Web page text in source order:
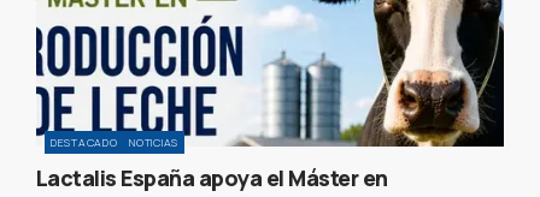
DESTACADO NOTICIAS
Lactalis España apoya el Máster en